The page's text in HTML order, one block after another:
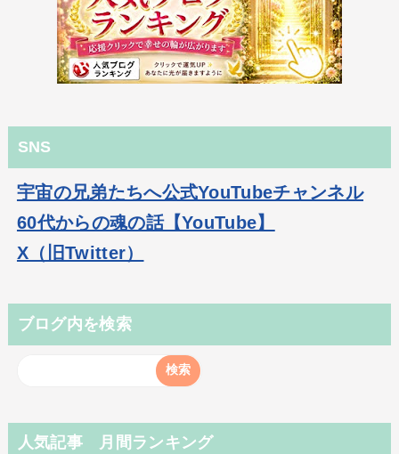
SNS
宇宙の兄弟たちへ公式YouTubeチャンネル
60代からの魂の話【YouTube】
X（旧Twitter）
ブログ内を検索
人気記事 月間ランキング